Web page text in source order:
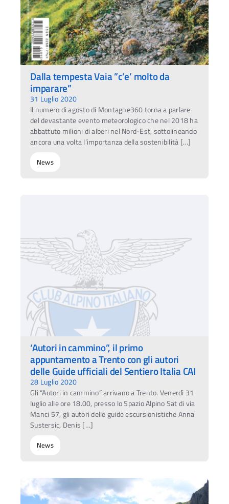
Dalla tempesta Vaia ”c’e’ molto da
imparare”
31 Luglio 2020
Il numero di agosto di Montagne360 torna a parlare
del devastante evento meteorologico che nel 2018 ha
abbattuto milioni di alberi nel Nord-Est, sottolineando
ancora una volta l’importanza della sostenibilità […]
News
‘Autori in cammino”, il primo
appuntamento a Trento con gli autori
delle Guide ufficiali del Sentiero Italia CAI
28 Luglio 2020
Gli “Autori in cammino” arrivano a Trento. Venerdì 31
luglio alle ore 18.00, presso lo Spazio Alpino Sat di via
Manci 57, gli autori delle guide escursionistiche Anna
Sustersic, Denis […]
News